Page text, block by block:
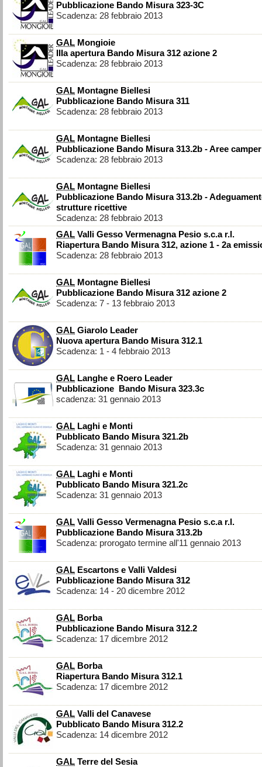
Pubblicazione Bando Misura 323-3C
Scadenza: 28 febbraio 2013
GAL Mongioie
IIIa apertura Bando Misura 312 azione 2
Scadenza: 28 febbraio 2013
GAL Montagne Biellesi
Pubblicazione Bando Misura 311
Scadenza: 28 febbraio 2013
GAL Montagne Biellesi
Pubblicazione Bando Misura 313.2b - Aree camper
Scadenza: 28 febbraio 2013
GAL Montagne Biellesi
Pubblicazione Bando Misura 313.2b -
strutture ricettive
Scadenza: 28 febbraio 2013
GAL Valli Gesso Vermenagna Pesio s.c.a r.l.
Riapertura Bando Misura 312, azione 1 - 2a
Scadenza: 28 febbraio 2013
GAL Montagne Biellesi
Pubblicazione Bando Misura 312 azione 2
Scadenza: 7 - 13 febbraio 2013
GAL Giarolo Leader
Nuova apertura Bando Misura 312.1
Scadenza: 1 - 4 febbraio 2013
GAL Langhe e Roero Leader
Pubblicazione Bando Misura 323.3c
scadenza: 31 gennaio 2013
GAL Laghi e Monti
Pubblicato Bando Misura 321.2b
Scadenza: 31 gennaio 2013
GAL Laghi e Monti
Pubblicato Bando Misura 321.2c
Scadenza: 31 gennaio 2013
GAL Valli Gesso Vermenagna Pesio s.c.a r.l.
Pubblicazione Bando Misura 313.2b
Scadenza: prorogato termine all'11 gennaio 2013
GAL Escartons e Valli Valdesi
Pubblicazione Bando Misura 312
Scadenza: 14 - 20 dicembre 2012
GAL Borba
Pubblicazione Bando Misura 312.2
Scadenza: 17 dicembre 2012
GAL Borba
Riapertura Bando Misura 312.1
Scadenza: 17 dicembre 2012
GAL Valli del Canavese
Pubblicato Bando Misura 312.2
Scadenza: 14 dicembre 2012
GAL Terre del Sesia